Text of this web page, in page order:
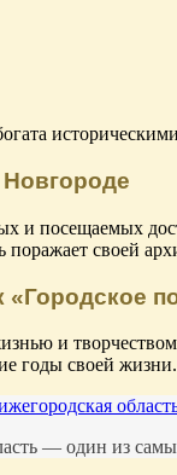
и посещаемых
поражает своей
«Городское
и
годы своей жизни.
— один из